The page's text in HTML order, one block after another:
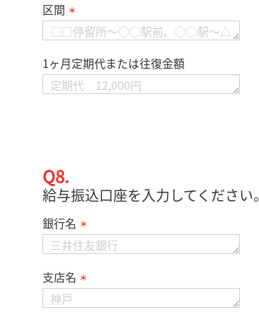
区間 ＊
1ヶ月定期代または往復金額
Q8.
給与振込口座を入力してください。
銀行名 ＊
支店名 ＊